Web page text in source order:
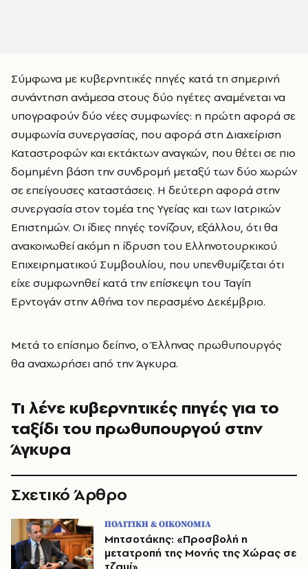
Σύμφωνα με κυβερνητικές πηγές κατά τη σημερινή
συνάντηση ανάμεσα στους δύο ηγέτες αναμένεται να
υπογραφούν δύο νέες συμφωνίες: η πρώτη αφορά σε
συμφωνία συνεργασίας, που αφορά στη Διαχείριση
Καταστροφών και εκτάκτων αναγκών, που θέτει σε πιο
δομημένη βάση την συνδρομή μεταξύ των δύο χωρών
σε επείγουσες καταστάσεις. Η δεύτερη αφορά στην
συνεργασία στον τομέα της Υγείας και των Ιατρικών
Επιστημών. Οι ίδιες πηγές τονίζουν, εξάλλου, ότι θα
ανακοινωθεί ακόμη η ίδρυση του Ελληνοτουρκικού
Επιχειρηματικού Συμβουλίου, που υπενθυμίζεται ότι
είχε συμφωνηθεί κατά την επίσκεψη του Ταγίπ
Ερντογάν στην Αθήνα τον περασμένο Δεκέμβριο.
Μετά το επίσημο δείπνο, ο Έλληνας πρωθυπουργός
θα αναχωρήσει από την Άγκυρα.
Τι λένε κυβερνητικές πηγές για το
ταξίδι του πρωθυπουργού στην
Άγκυρα
Σχετικό Άρθρο
ΠΟΛΙΤΙΚΗ & ΟΙΚΟΝΟΜΙΑ
Μητσοτάκης: «Προσβολή η
μετατροπή της Μονής της Χώρας σε